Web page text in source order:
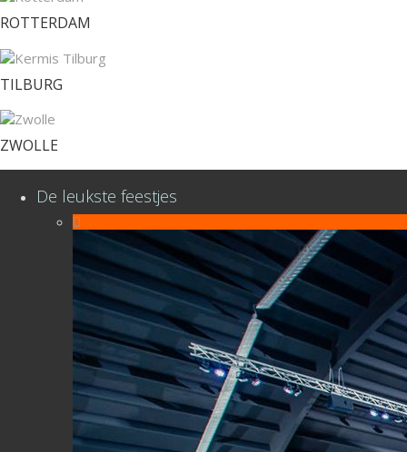
ROTTERDAM
TILBURG
ZWOLLE
De leukste feestjes